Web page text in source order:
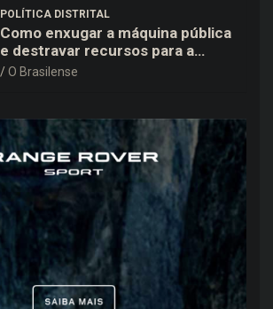
POLÍTICA DISTRITAL
Como enxugar a máquina pública
e destravar recursos para a
saúde e educação no DF
O Brasilense